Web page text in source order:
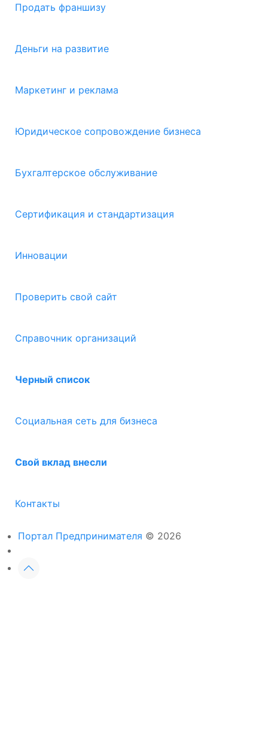
Продать франшизу
Деньги на развитие
Маркетинг и реклама
Юридическое сопровождение бизнеса
Бухгалтерское обслуживание
Сертификация и стандартизация
Инновации
Проверить свой сайт
Справочник организаций
Черный список
Социальная сеть для бизнеса
Свой вклад внесли
Контакты
Портал Предпринимателя © 2026